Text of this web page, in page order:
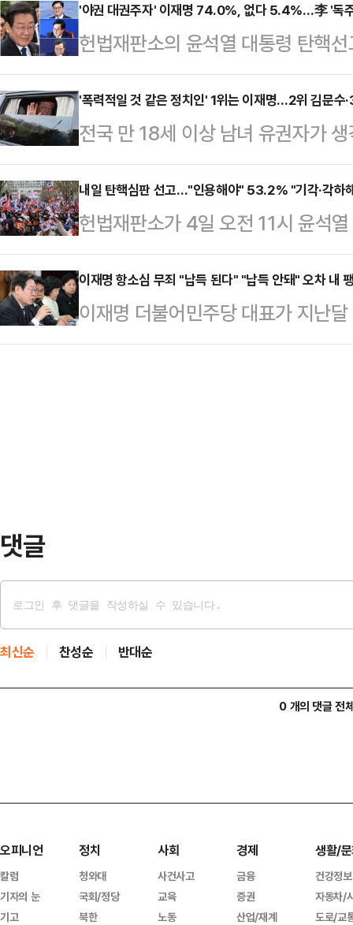
고 밝힌 것과 관련해 '찬성'과 '반대'
것으로 나타났다.데일리안이 여론
지난 3월 31일부터 4월 1일까지
따르면, '한 대행과 국무위원 모두
탄핵해야 한다'는 응답은 40.3%를
하면 안 …
'야권 대권주자' 이재명 74.0%, 없다 5.4%…李 '독
헌법재판소의 윤석열 대통령 탄핵
더불어민주당 대표가 야권 지지층
여론조사에서 74.0%를 기록해 압
박할수록 지지율도 함께 상승하는
명) 가운데 55.8%가 '행정 경험'을
로 꼽았다. 반면 정치인의 기본 덕
다. 최근 이 대표가 선거법 위반 사
법…
'폭력적일 것 같은 정치인' 1위는 이재명…2위 김문수
전국 만 18세 이상 남녀 유권자가
이재명 더불어민주당 대표인 것으
35.5%를 얻으며 여야 유력 정치인
했다.데일리안이 여론조사 전문기
부터 4월 1일까지 100% 무선
폭력적일 것 같은 사람은 누구라고
35.5%가 이재명 대표를 선택했다
권 …
내일 탄핵심판 선고…"인용해야" 53.2% "기각·각
헌법재판소가 4일 오전 11시 윤석
가운데, 국민 53.2%가 헌재가 윤
고 있는 것으로 나타났다. "기각해
으나, "인용해야 한다"는 수치보다
여론조사공정㈜에 의뢰해 지난 3
이재명 항소심 무죄 "납득 된다" "납득 안돼" 오차 내
이재명 더불어민주당 대표가 지난
죄를 선고 받은 것을 두고 응답자
댓글
최신순 찬성순 반대순
0 개의 댓글 전
오피니언
칼럼
기자의 눈
기고
정치
청와대
국회/정당
북한
사회
사건사고
교육
노동
경제
금융
증권
산업/재계
생활/
건강정보
자동차/
도로/교